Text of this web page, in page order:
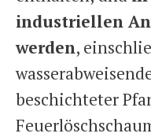
industriellen
werden,
beschichteter